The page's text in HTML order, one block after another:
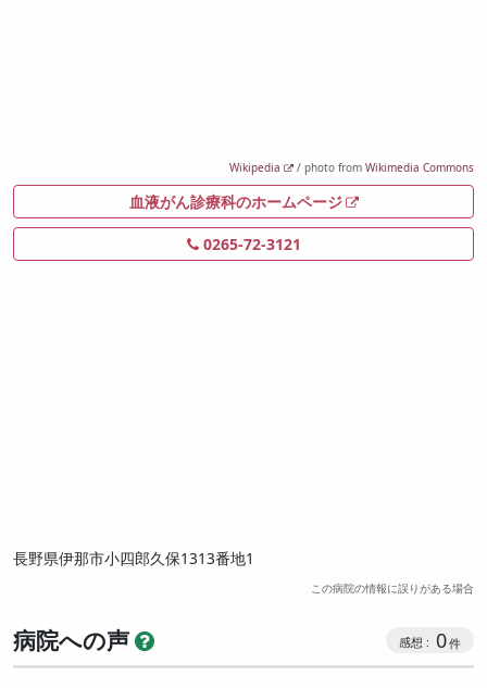
Wikipedia / photo from Wikimedia Commons
血液がん診療科のホームページ
0265-72-3121
長野県伊那市小四郎久保1313番地1
この病院の情報に誤りがある場合
病院への声 0